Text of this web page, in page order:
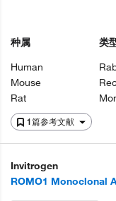
1篇参考文献
种属
Human
Mouse
Rat
类
Invitrogen
ROMO1 Monoclonal